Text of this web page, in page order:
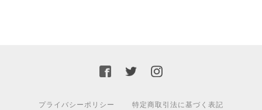
プライバシーポリシー 特定商取引法に基づく表記